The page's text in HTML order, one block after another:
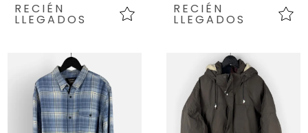
RECIÉN
LLEGADOS
RECIÉN
LLEGADOS